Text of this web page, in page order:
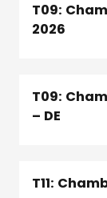
T09:
2026
T09:
– DE
T11: